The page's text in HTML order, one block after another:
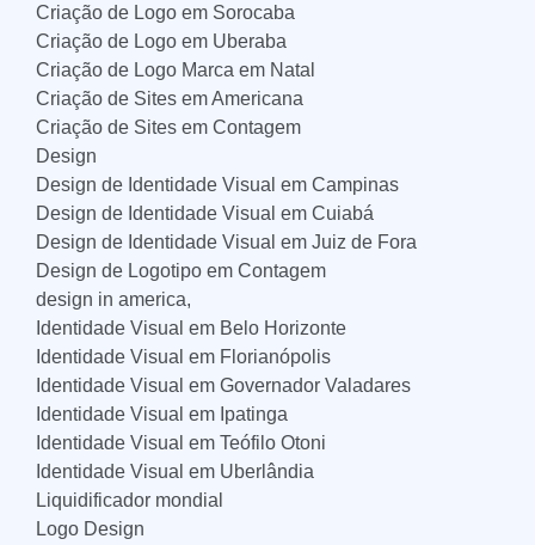
Criação de Logo em Sorocaba
Criação de Logo em Uberaba
Criação de Logo Marca em Natal
Criação de Sites em Americana
Criação de Sites em Contagem
Design
Design de Identidade Visual em Campinas
Design de Identidade Visual em Cuiabá
Design de Identidade Visual em Juiz de Fora
Design de Logotipo em Contagem
design in america,
Identidade Visual em Belo Horizonte
Identidade Visual em Florianópolis
Identidade Visual em Governador Valadares
Identidade Visual em Ipatinga
Identidade Visual em Teófilo Otoni
Identidade Visual em Uberlândia
Liquidificador mondial
Logo Design